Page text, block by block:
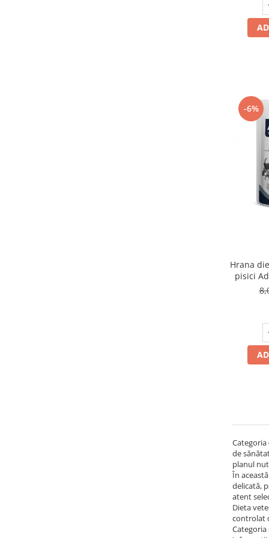
-6%
Hrana
pisici
Categoria
de
planul
În
delicată,
atent
Dieta
controlat